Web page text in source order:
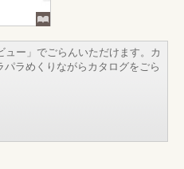
ュー」でごらんいただけます。カ
ラめくりながらカタログをごら